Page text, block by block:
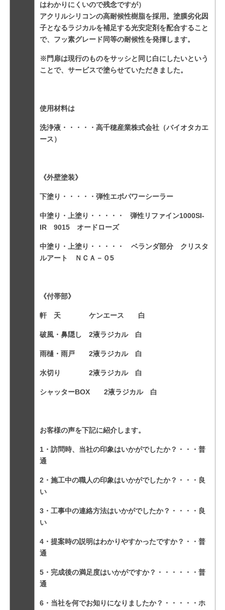
はわかりにくいので残念ですが）
アクリルシリコンの高耐候性樹脂を採用。塗膜劣化因
子となるラジカルを補足する光安定剤を配合すること
で、フッ素グレード同等の耐候性を発揮します。
※門扉は現行のものをサッシと同じ白にしたいという
ことで、サービスで塗らせていただきました。
使用材料は
洗浄液・・・・・高千穂産業株式会社（バイオタカエ
ース）
《外壁塗装》
下塗り・・・・・弾性エポパワーシーラー
中塗り・上塗り・・・・・ 弾性リファイン1000SI-
IR 9015 オードローズ
中塗り・上塗り・・・・・ ベランダ部分 クリスタ
ルアート ＮＣＡ－０5
《付帯部》
軒 天 ケンエース 白
破風・鼻隠し 2液ラジカル 白
雨樋・雨戸 2液ラジカル 白
水切り 2液ラジカル 白
シャッターBOX 2液ラジカル 白
お客様の声を下記に紹介します。
1・訪問時、当社の印象はいかがでしたか？・・・普
通
2・施工中の職人の印象はいかがでしたか？・・・良
い
3・工事中の連絡方法はいかがでしたか？・・・・良
い
4・提案時の説明はわかりやすかったですか？・・普
通
5・完成後の満足度はいかがですか？・・・・・・普
通
6・当社を何でお知りになりましたか？・・・・・ホ